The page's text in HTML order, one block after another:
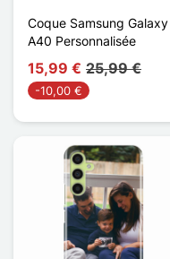
Coque Samsung Galaxy
A40 Personnalisée
15,99 € 25,99 €
-10,00 €